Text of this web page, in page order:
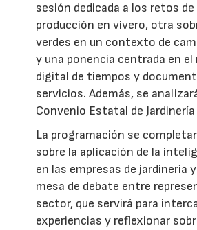
sesión dedicada a los retos
producción en vivero, otra
verdes en un contexto de
y una ponencia centrada en
digital de tiempos y
servicios. Además, se
Convenio Estatal de
La programación se
sobre la aplicación de la
en las empresas de jardinería
mesa de debate entre
sector, que servirá para
experiencias y reflexionar